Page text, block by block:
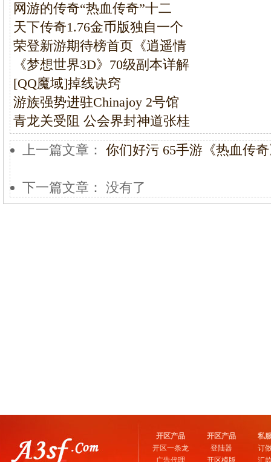
网游的传奇“热血传奇”十二
天下传奇1.76金币版独自一个
荣登新游期待榜首页《逍遥情
《梦想世界3D》70级副本详解
[QQ魔域]掉线诀窍
游族强势进驻Chinajoy 2号馆
青龙关受阻 公会界封神道张桂
上一篇文章： 你们好污 65手游《热血传
下一篇文章： 没有了
开区产品
开区一条龙
广告代理
开区产品
登陆器
开区模版
私
订
汇